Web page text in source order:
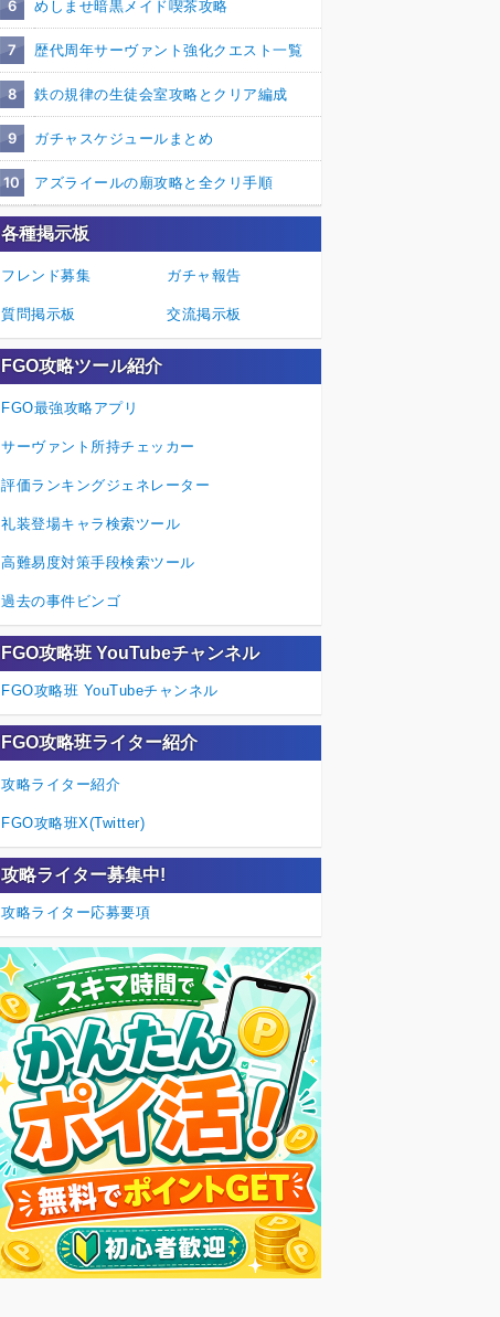
6 めしませ暗黒メイド喫茶攻略
7 歴代周年サーヴァント強化クエスト一覧
8 鉄の規律の生徒会室攻略とクリア編成
9 ガチャスケジュールまとめ
10 アズライールの廟攻略と全クリ手順
各種掲示板
フレンド募集 ガチャ報告
質問掲示板 交流掲示板
FGO攻略ツール紹介
FGO最強攻略アプリ
サーヴァント所持チェッカー
評価ランキングジェネレーター
礼装登場キャラ検索ツール
高難易度対策手段検索ツール
過去の事件ビンゴ
FGO攻略班 YouTubeチャンネル
FGO攻略班 YouTubeチャンネル
FGO攻略班ライター紹介
攻略ライター紹介
FGO攻略班X(Twitter)
攻略ライター募集中!
攻略ライター応募要項